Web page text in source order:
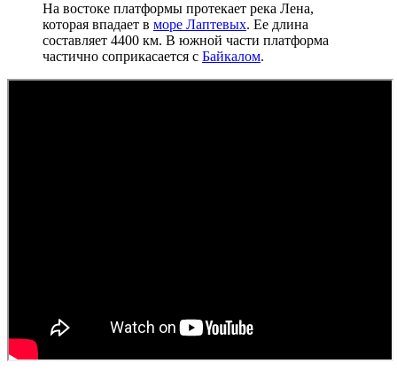
На востоке платформы протекает река Лена,
которая впадает в море Лаптевых. Ее длина
составляет 4400 км. В южной части платформа
частично соприкасается с Байкалом.